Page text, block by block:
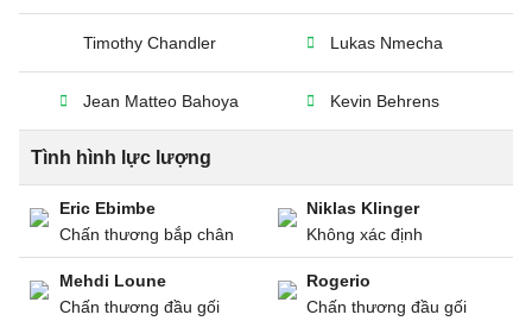
Timothy Chandler Lukas Nmecha
Jean Matteo Bahoya Kevin Behrens
Tình hình lực lượng
Eric Ebimbe
Chấn thương bắp chân
Niklas Klinger
Không xác định
Mehdi Loune
Chấn thương đầu gối
Rogerio
Chấn thương đầu gối